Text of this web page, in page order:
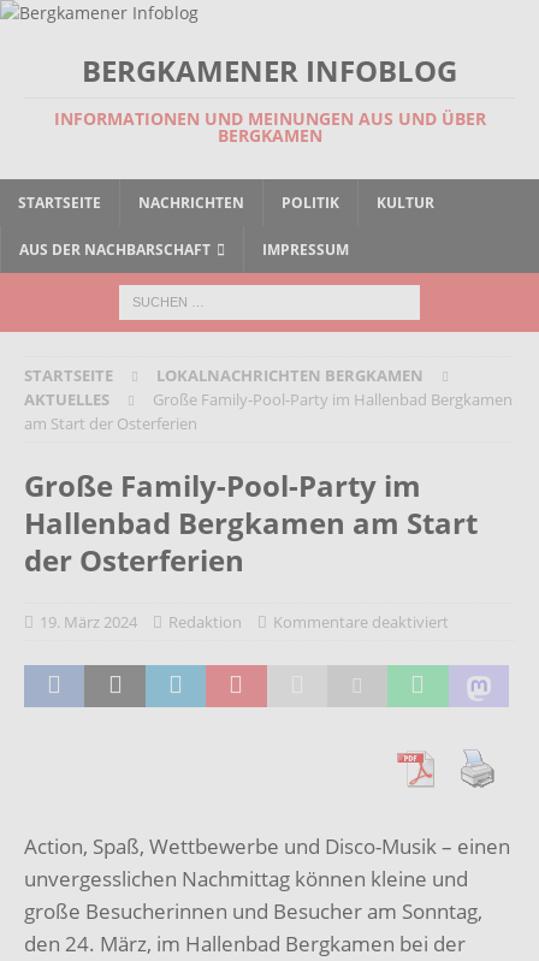
BERGKAMENER INFOBLOG
INFORMATIONEN UND MEINUNGEN AUS UND ÜBER
BERGKAMEN
STARTSEITE NACHRICHTEN POLITIK KULTUR
AUS DER NACHBARSCHAFT IMPRESSUM
STARTSEITE
LOKALNACHRICHTEN BERGKAMEN
AKTUELLES
Große Family-Pool-Party im Hallenbad Bergkamen
am Start der Osterferien
Große Family-Pool-Party im
Hallenbad Bergkamen am Start
der Osterferien
19. März 2024 Redaktion Kommentare deaktiviert
Action, Spaß, Wettbewerbe und Disco-Musik – einen
unvergesslichen Nachmittag können kleine und
große Besucherinnen und Besucher am Sonntag,
den 24. März, im Hallenbad Bergkamen bei der